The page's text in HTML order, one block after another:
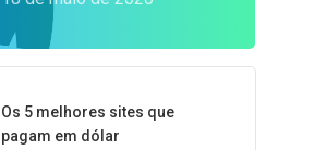
Os 5 melhores sites que
pagam em dólar